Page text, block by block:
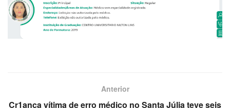
Anterior
Cr1ança vítima de erro médico no Santa Júlia teve seis